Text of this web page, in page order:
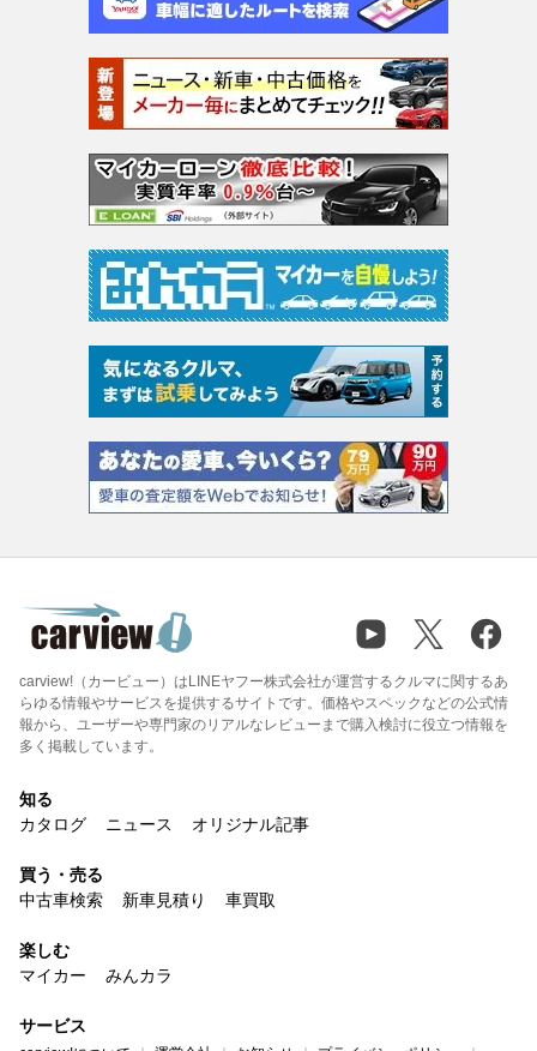
carview!（カービュー）はLINEヤフー株式会社が運営するクルマに関するあ
らゆる情報やサービスを提供するサイトです。価格やスペックなどの公式情
報から、ユーザーや専門家のリアルなレビューまで購入検討に役立つ情報を
多く掲載しています。
知る
カタログ
ニュース オリジナル記事
買う・売る
中古車検索
新車見積り 車買取
楽しむ
マイカー
みんカラ
サービス